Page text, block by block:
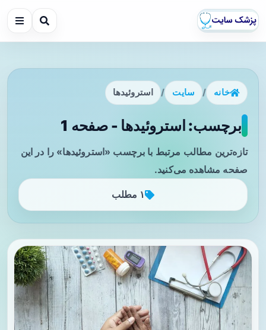
خانه / سایت / استروئیدها
برچسب: استروئیدها - صفحه 1
تازه‌ترین مطالب مرتبط با برچسب «استروئیدها» را در این
صفحه مشاهده می‌کنید.
۱ مطلب